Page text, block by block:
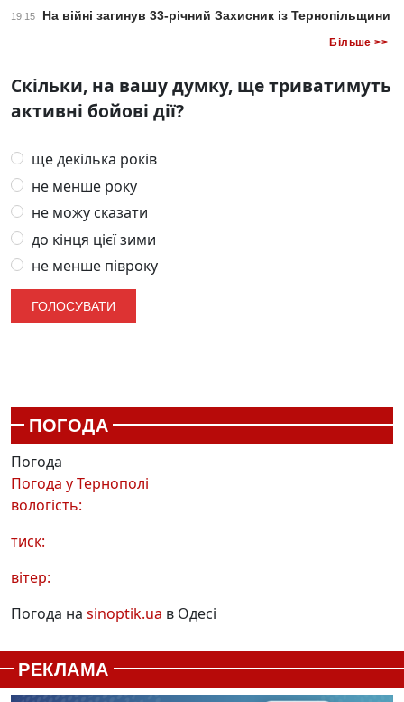
19:15 На війні загинув 33-річний Захисник із Тернопільщини
Більше >>
Скільки, на вашу думку, ще триватимуть
активні бойові дії?
ще декілька років
не менше року
не можу сказати
до кінця цієї зими
не менше півроку
ПОГОДА
Погода
Погода уТернополі
вологість:
тиск:
вітер:
Погода на sinoptik.ua в Одесі
РЕКЛАМА